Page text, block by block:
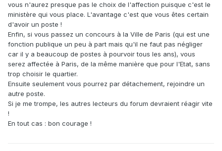
vous n'aurez presque pas le choix de l'affection puisque c'est le
ministère qui vous place. L'avantage c'est que vous êtes certain
d'avoir un poste !
Enfin, si vous passez un concours à la Ville de Paris (qui est une
fonction publique un peu à part mais qu'il ne faut pas négliger
car il y a beaucoup de postes à pourvoir tous les ans), vous
serez affectée à Paris, de la même manière que pour l'Etat, sans
trop choisir le quartier.
Ensuite seulement vous pourrez par détachement, rejoindre un
autre poste.
Si je me trompe, les autres lecteurs du forum devraient réagir vite
!
En tout cas : bon courage !